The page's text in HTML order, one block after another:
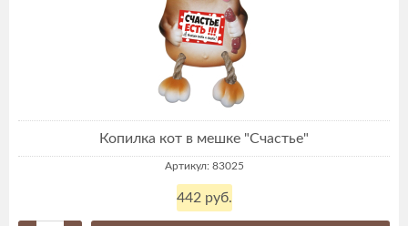
Копилка кот в мешке "Счастье"
Артикул: 83025
442 руб.